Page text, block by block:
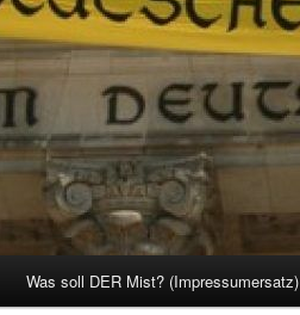
Was soll DER Mist? (Impressumersatz)